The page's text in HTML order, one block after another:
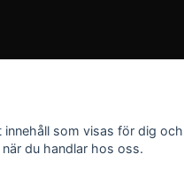
som visas för dig
du handlar hos oss.